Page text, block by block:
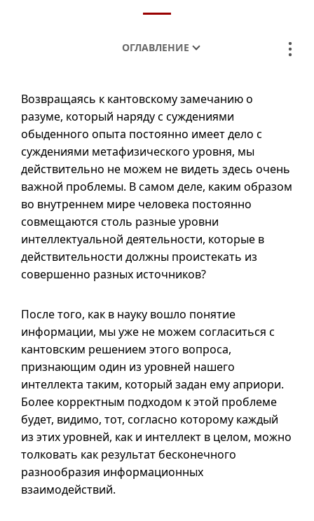
ОГЛАВЛЕНИЕ
Возвращаясь к кантовскому замечанию о
разуме, который наряду с суждениями
обыденного опыта постоянно имеет дело с
суждениями метафизического уровня, мы
действительно не можем не видеть здесь очень
важной проблемы. В самом деле, каким образом
во внутреннем мире человека постоянно
совмещаются столь разные уровни
интеллектуальной деятельности, которые в
действительности должны проистекать из
совершенно разных источников?
После того, как в науку вошло понятие
информации, мы уже не можем согласиться с
кантовским решением этого вопроса,
признающим один из уровней нашего
интеллекта таким, который задан ему априори.
Более корректным подходом к этой проблеме
будет, видимо, тот, согласно которому каждый
из этих уровней, как и интеллект в целом, можно
толковать как результат бесконечного
разнообразия информационных
взаимодействий.